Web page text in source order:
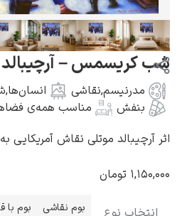
گوستاو کلیمت
– آرچیبالد موتلی
نقاشی انسان‌ها, شهر
آمریکا
مناسب همه‌ی فضاها افقی
نقاش آمریکایی به سال ۱۹۴۵ میلادی
بوم نقاشی
بوم با قاب چوبی